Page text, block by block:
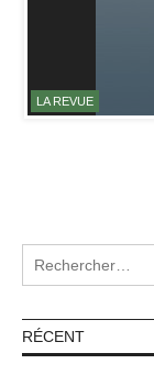
LA REVUE
RÉCENT